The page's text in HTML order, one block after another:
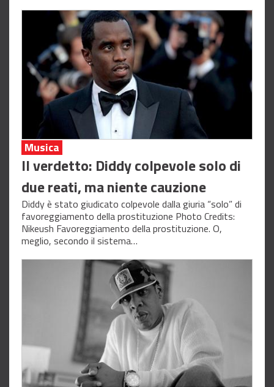
Musica
Il verdetto: Diddy colpevole solo di
due reati, ma niente cauzione
Diddy è stato giudicato colpevole dalla giuria “solo” di
favoreggiamento della prostituzione Photo Credits:
Nikeush Favoreggiamento della prostituzione. O,
meglio, secondo il sistema…